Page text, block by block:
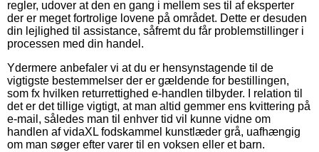
regler, udover at den en gang i mellem ses til af eksperter
der er meget fortrolige lovene på området. Dette er desuden
din lejlighed til assistance, såfremt du får problemstillinger i
processen med din handel.
Ydermere anbefaler vi at du er hensynstagende til de
vigtigste bestemmelser der er gældende for bestillingen,
som fx hvilken returrettighed e-handlen tilbyder. I relation til
det er det tillige vigtigt, at man altid gemmer ens kvittering på
e-mail, således man til enhver tid vil kunne vidne om
handlen af vidaXL fodskammel kunstlæder grå, uafhængig
om man søger efter varer til en voksen eller et barn.